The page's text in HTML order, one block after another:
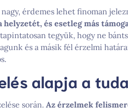
érdemes lehet finoman
helyzetét, és esetleg más
tegyük, hogy ne
és a másik fél érzelmi
alapja a
során. Az érzelmek